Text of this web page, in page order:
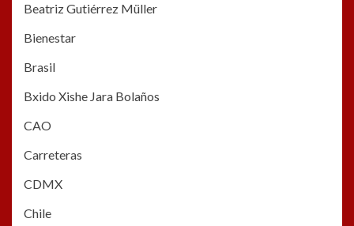
Beatriz Gutiérrez Müller
Bienestar
Brasil
Bxido Xishe Jara Bolaños
CAO
Carreteras
CDMX
Chile